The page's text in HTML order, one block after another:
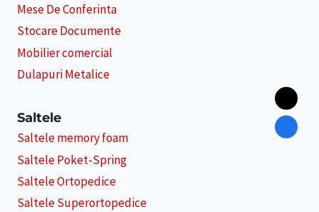
Mese De Conferinta
Stocare Documente
Mobilier comercial
Dulapuri Metalice
Saltele
Saltele memory foam
Saltele Poket-Spring
Saltele Ortopedice
Saltele Superortopedice